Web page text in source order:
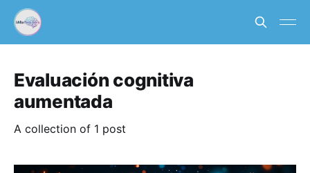
Evaluación cognitiva
aumentada
A collection of 1 post